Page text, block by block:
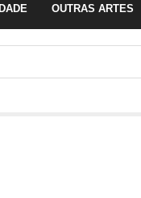
OUTRAS ARTES